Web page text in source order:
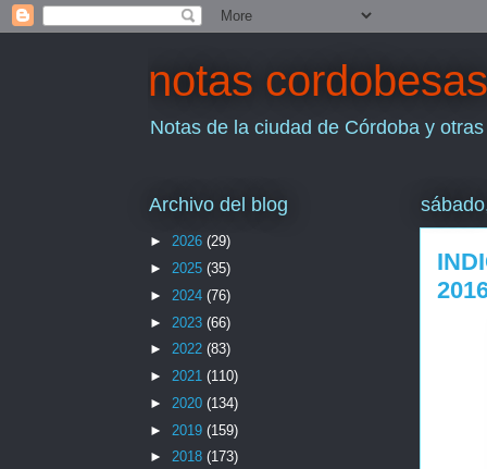
notas cordobesas
Notas de la ciudad de Córdoba y
Archivo del blog
► 2026 (29)
► 2025 (35)
► 2024 (76)
► 2023 (66)
► 2022 (83)
► 2021 (110)
► 2020 (134)
► 2019 (159)
► 2018 (173)